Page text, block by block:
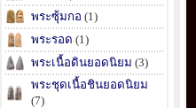
พระซุ้มกอ (1)
พระรอด (1)
พระเนื้อดินยอดนิยม (3)
พระชุดเนื้อชินยอดนิยม
(7)